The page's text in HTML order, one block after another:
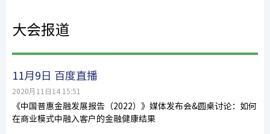
大会报道
11月9日 百度直播
2020月11日14 15:51
《中国普惠金融发展报告（2022）》媒体发布会&圆桌讨论：如何
在商业模式中融入客户的金融健康结果